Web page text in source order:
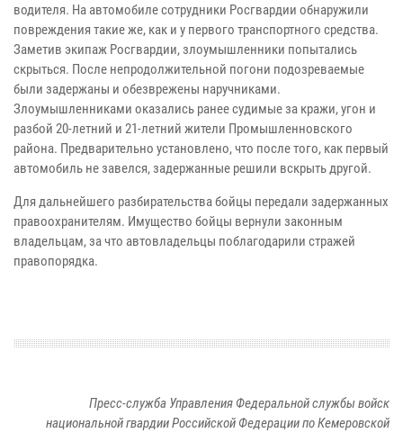
водителя. На автомобиле сотрудники Росгвардии обнаружили
повреждения такие же, как и у первого транспортного средства.
Заметив экипаж Росгвардии, злоумышленники попытались
скрыться. После непродолжительной погони подозреваемые
были задержаны и обезврежены наручниками.
Злоумышленниками оказались ранее судимые за кражи, угон и
разбой 20-летний и 21-летний жители Промышленновского
района. Предварительно установлено, что после того, как первый
автомобиль не завелся, задержанные решили вскрыть другой.
Для дальнейшего разбирательства бойцы передали задержанных
правоохранителям. Имущество бойцы вернули законным
владельцам, за что автовладельцы поблагодарили стражей
правопорядка.
Пресс-служба Управления Федеральной службы войск
национальной гвардии Российской Федерации по Кемеровской